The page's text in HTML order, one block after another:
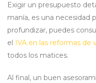
Exigir un presupuesto
manía, es una necesidad
profundizar, puedes
el
IVA en las reformas de
todos los matices.
Al final, un buen